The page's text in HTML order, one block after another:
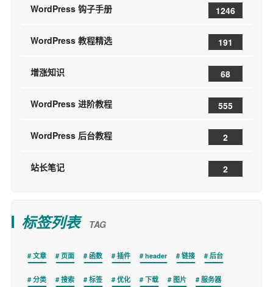
WordPress 钩子手册 1246
WordPress 教程精选 191
增涨知识 68
WordPress 进阶教程 555
WordPress 后台教程 2
站长笔记 2
标签列表 TAG
文章 页面 函数 插件 header 链接 后台
分类 搜索 标签 优化 下载 图片 服务器